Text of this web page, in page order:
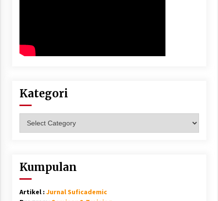
Kategori
Kumpulan
Artikel : Jurnal Suficademic